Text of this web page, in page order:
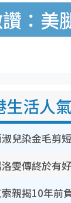
：美
生活人